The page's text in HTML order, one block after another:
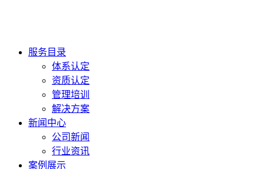
服务目录
体系认定
资质认定
管理培训
解决方案
新闻中心
公司新闻
行业资讯
案例展示